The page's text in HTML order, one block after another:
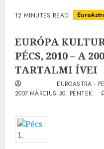
12 MINUTES READ
EURÓPA
PÉCS, 2010 – A
TARTALMI ÍVEI
EUROASTRA -
2007.MÁRCIUS.30. PÉNTEK.